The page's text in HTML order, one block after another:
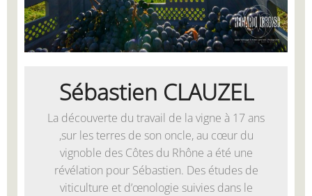
Sébastien CLAUZEL
La découverte du travail de la vigne à 17 ans
,sur les terres de son oncle, au cœur du
vignoble des Côtes du Rhône a été une
révélation pour Sébastien. Des études de
viticulture et d’œnologie suivies dans le